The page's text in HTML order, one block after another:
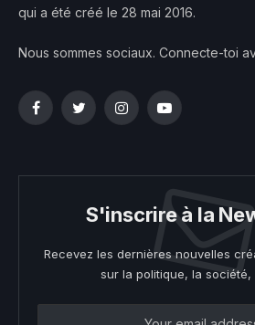
qui a été créé le 28 mai 2016.
Nous sommes sociaux. Connecte-toi
FacebookTwitterInstagramYouTube
S'inscrire à la
Recevez les dernières nouvelles
sur la politique, la société,